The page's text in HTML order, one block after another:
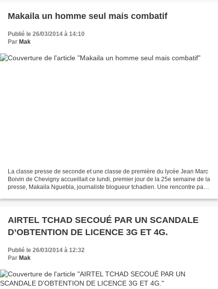
Makaila un homme seul mais combatif
Publié le 26/03/2014 à 14:10
Par Mak
La classe presse de seconde et une classe de première du lycée Jean Marc
Boivin de Chevigny accueillait ce lundi, premier jour de la 25e semaine de la
presse, Makaila Nguebla, journaliste blogueur tchadien. Une rencontre pas
AIRTEL TCHAD SECOUÉ PAR UN SCANDALE
D’OBTENTION DE LICENCE 3G ET 4G.
Publié le 26/03/2014 à 12:32
Par Mak